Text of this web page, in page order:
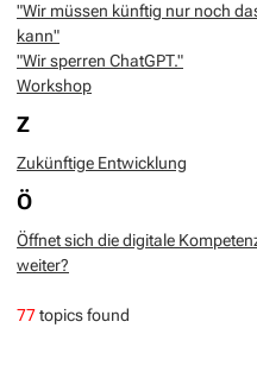
"Wir müssen künftig nur noch
kann"
"Wir sperren ChatGPT."
Workshop
Z
Zukünftige Entwicklung
Ö
Öffnet sich die digitale
weiter?
77topics found